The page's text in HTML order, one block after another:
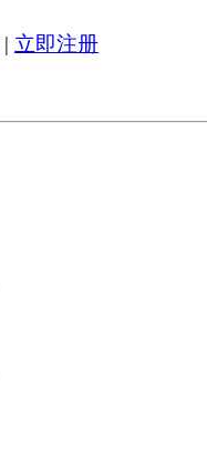
| 立即注册